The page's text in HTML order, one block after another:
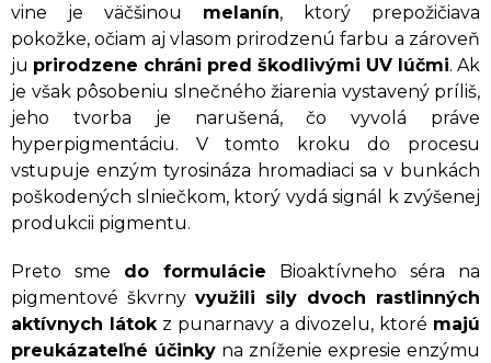
vine je väčšinou melanín, ktorý prepožičiava
pokožke, očiam aj vlasom prirodzenú farbu a zároveň
ju prirodzene chráni pred škodlivými UV lúčmi. Ak
je však pôsobeniu slnečného žiarenia vystavený príliš,
jeho tvorba je narušená, čo vyvolá práve
hyperpigmentáciu. V tomto kroku do procesu
vstupuje enzým tyrosináza hromadiaci sa v bunkách
poškodených slniečkom, ktorý vydá signál k zvýšenej
produkcii pigmentu.
Preto sme do formulácie Bioaktívneho séra na
pigmentové škvrny využili sily dvoch rastlinných
aktívnych látokz punarnavy a divozelu, ktoré majú
preukázateľné účinky na zníženie expresie enzýmu